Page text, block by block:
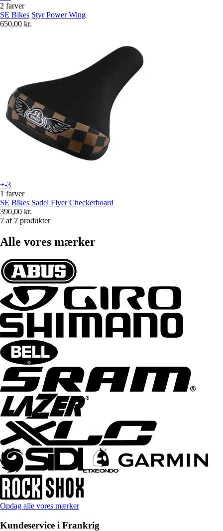
2 farver
SE Bikes Styr Power Wing
650,00 kr.
+-3
1 farver
SE Bikes Sadel Flyer Checkerboard
390,00 kr.
7 af 7 produkter
Alle vores mærker
Opdag alle vores mærker
Kundeservice i Frankrig